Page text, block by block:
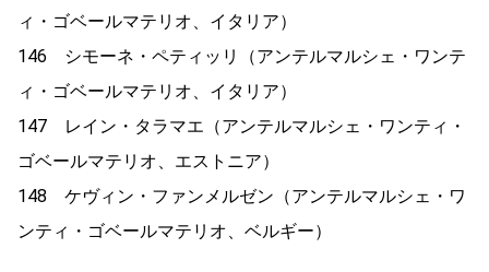
ィ・ゴベールマテリオ、イタリア）
146 シモーネ・ペティッリ（アンテルマルシェ・ワンテ
ィ・ゴベールマテリオ、イタリア）
147 レイン・タラマエ（アンテルマルシェ・ワンティ・
ゴベールマテリオ、エストニア）
148 ケヴィン・ファンメルゼン（アンテルマルシェ・ワ
ンティ・ゴベールマテリオ、ベルギー）